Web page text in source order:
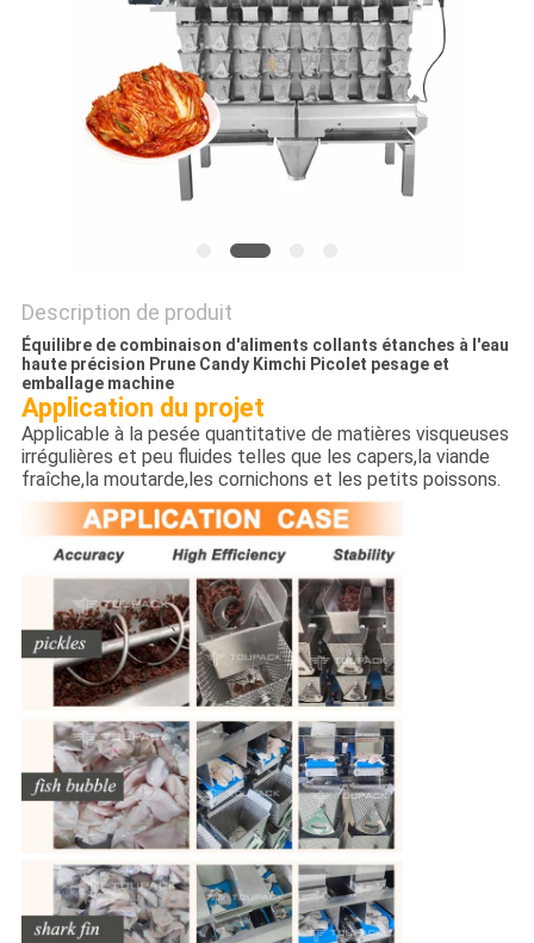
POLITIQUE
CONFIDENTIALITÉ
Description de produit
Équilibre de combinaison d'aliments collants étanches à l'eau
haute précision Prune Candy Kimchi Picolet pesage et
emballage machine
Application du projet
Applicable à la pesée quantitative de matières visqueuses
irrégulières et peu fluides telles que les capers,la viande
fraîche,la moutarde,les cornichons et les petits poissons.